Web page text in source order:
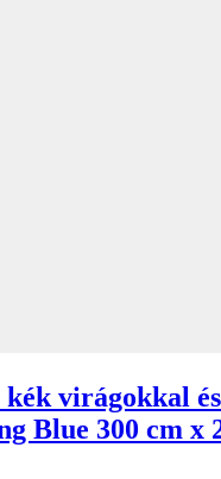
virágokkal és
Blue 300 cm x